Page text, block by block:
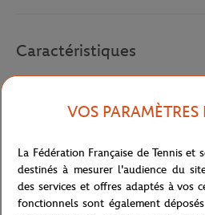
Caractéristiques
Livraison et retours
VOS
La Fédération Française de Tennis et
destinés à mesurer l'audience du
des services et offres adaptés à vos
fonctionnels sont également